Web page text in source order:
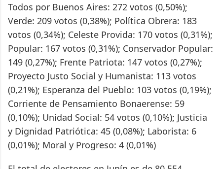
Todos por Buenos Aires: 272 votos (0,50%);
Verde: 209 votos (0,38%); Política Obrera: 183
votos (0,34%); Celeste Provida: 170 votos (0,31%);
Popular: 167 votos (0,31%); Conservador Popular:
149 (0,27%); Frente Patriota: 147 votos (0,27%);
Proyecto Justo Social y Humanista: 113 votos
(0,21%); Esperanza del Pueblo: 103 votos (0,19%);
Corriente de Pensamiento Bonaerense: 59
(0,10%); Unidad Social: 54 votos (0,10%); Justicia
y Dignidad Patriótica: 45 (0,08%); Laborista: 6
(0,01%); Moral y Progreso: 4 (0,01%)